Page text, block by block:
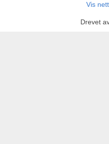
Vis
Drevet